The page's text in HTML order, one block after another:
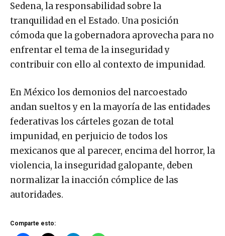
Sedena, la responsabilidad sobre la
tranquilidad en el Estado. Una posición
cómoda que la gobernadora aprovecha para no
enfrentar el tema de la inseguridad y
contribuir con ello al contexto de impunidad.
En México los demonios del narcoestado
andan sueltos y en la mayoría de las entidades
federativas los cárteles gozan de total
impunidad, en perjuicio de todos los
mexicanos que al parecer, encima del horror, la
violencia, la inseguridad galopante, deben
normalizar la inacción cómplice de las
autoridades.
Comparte esto: